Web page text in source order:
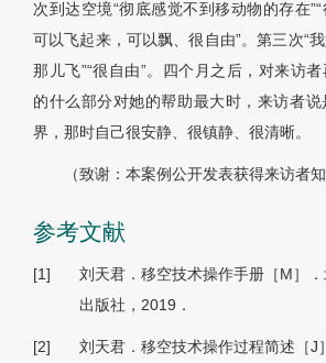
次到达空境“彻底感觉不到移动物的存在
可以飞起来，可以飘、很自由”。第三次“
那儿飞”“很自由”。四个月之后，对来访
的什么部分对她的帮助最大时，来访者
界，那时自己很安静、很镇静、很清晰。
（致谢：本案例公开发表获得来访者
参考文献
[1]
刘天君．移空技术操作手册［M］
出版社，2019．
[2]
刘天君．移空技术操作过程简述［J